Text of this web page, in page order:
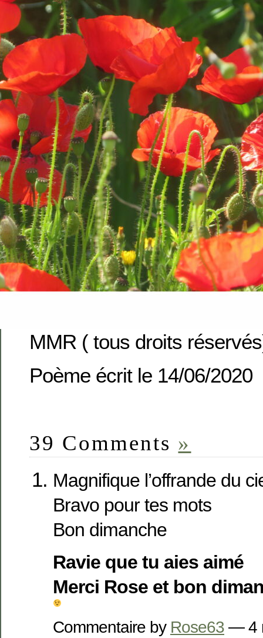
MMR ( tous droits
Poème écrit le 14/06/2020
39 Comments »
Magnifique l’offrande du
Bravo pour tes mots
Bon dimanche
Ravie que tu aies aimé
Merci Rose et bon
Commentaire by Rose63 — 4